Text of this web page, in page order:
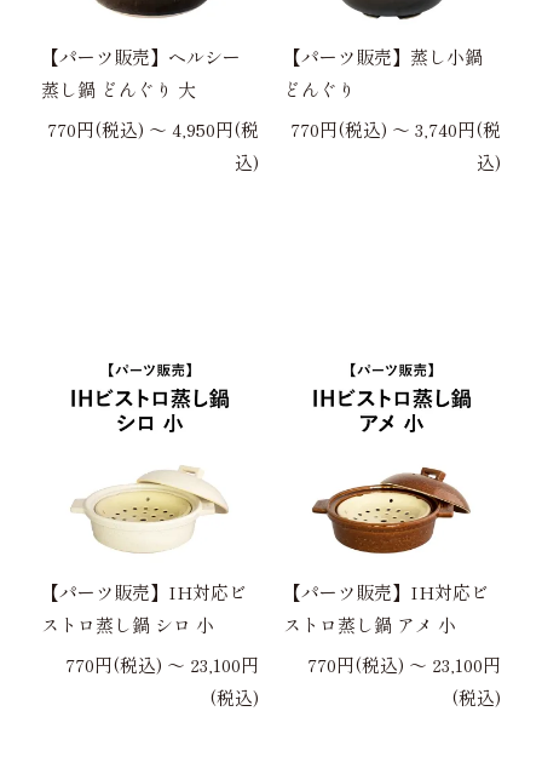
【パーツ販売】ヘルシー
蒸し鍋 どんぐり 大
770円(税込) 〜 4,950円(税
込)
【パーツ販売】蒸し小鍋
どんぐり
770円(税込) 〜 3,740円(税
込)
【パーツ販売】IH対応ビ
ストロ蒸し鍋 シロ 小
770円(税込) 〜 23,100円
(税込)
【パーツ販売】IH対応ビ
ストロ蒸し鍋 アメ 小
770円(税込) 〜 23,100円
(税込)